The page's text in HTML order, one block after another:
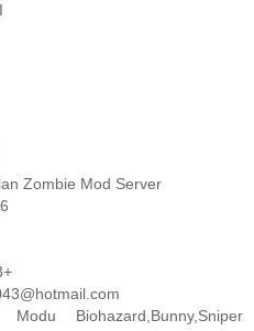
Zombie Mod Server
Biohazard,Bunny,Sniper